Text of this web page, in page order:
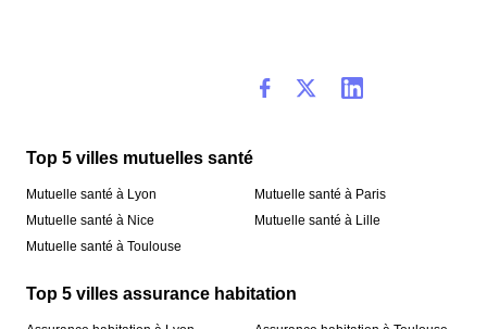
Top 5 villes mutuelles santé
Mutuelle santé à Lyon
Mutuelle santé à Nice
Mutuelle santé à Toulouse
Mutuelle santé à Paris
Mutuelle santé à Lille
Top 5 villes assurance habitation